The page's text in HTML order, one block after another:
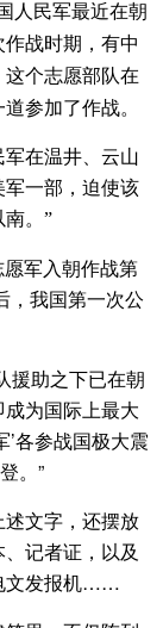
民军最近在朝
战时期，有中
个志愿部队在
参加了作战。
在温井、云山
一部，迫使该
。”
军入朝作战第
，我国第一次公
助之下已在朝
为国际上最大
各参战国极大震
。”
文字，还摆放
记者证，以及
文发报机……